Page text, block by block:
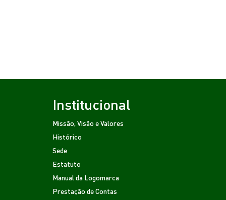
Institucional
Missão, Visão e Valores
Histórico
Sede
Estatuto
Manual da Logomarca
Prestação de Contas